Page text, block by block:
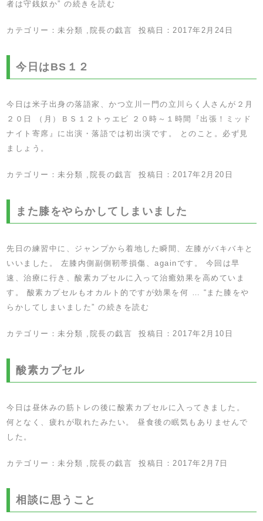
者は守銭奴か” の続きを読む
カテゴリー：未分類 , 院長の戯言 投稿日：2017年2月24日
今日はBS１２
今日は米子出身の落語家、かつ立川一門の立川らく人さんが２月
２０日 （月）ＢＳ１２トゥエビ ２０時～１時間『出張！ミッド
ナイト寄席』に出演・落語では初出演です。 とのこと。必ず見
ましょう。
カテゴリー：未分類 , 院長の戯言 投稿日：2017年2月20日
また膝をやらかしてしまいました
先日の練習中に、ジャンプから着地した瞬間、左膝がバキバキと
いいました。 左膝内側副側靭帯損傷、againです。 今回は早
速、治療に行き、酸素カプセルに入って治癒効果を高めていま
す。 酸素カプセルもオカルト的ですが効果を何 … “また膝をや
らかしてしまいました” の続きを読む
カテゴリー：未分類 , 院長の戯言 投稿日：2017年2月10日
酸素カプセル
今日は昼休みの筋トレの後に酸素カプセルに入ってきました。
何となく、疲れが取れたみたい。 昼食後の眠気もありませんで
した。
カテゴリー：未分類 , 院長の戯言 投稿日：2017年2月7日
相談に思うこと